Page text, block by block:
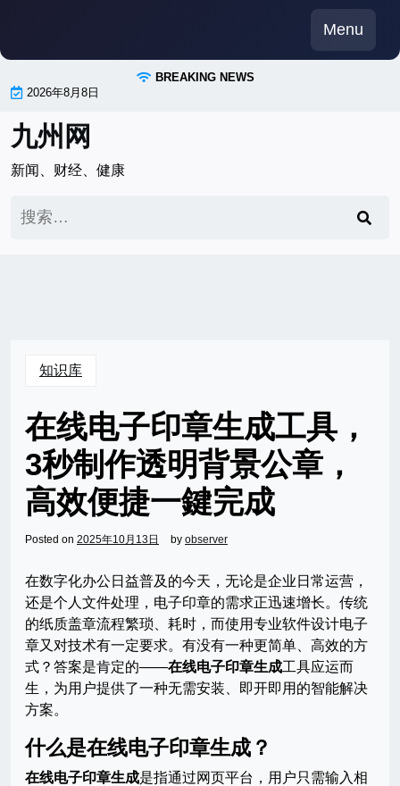
content
Menu
BREAKING NEWS
2026年8月8日
九州网
新闻、财经、健康
索：
知识库
在线电子印章生成工具，
3秒制作透明背景公章，
高效便捷一鍵完成
Posted on 2025年10月13日 by observer
在数字化办公日益普及的今天，无论是企业日常运营，
还是个人文件处理，电子印章的需求正迅速增长。传统
的纸质盖章流程繁琐、耗时，而使用专业软件设计电子
章又对技术有一定要求。有没有一种更简单、高效的方
式？答案是肯定的——在线电子印章生成工具应运而
生，为用户提供了一种无需安装、即开即用的智能解决
方案。
什么是在线电子印章生成？
在线电子印章生成是指通过网页平台，用户只需输入相